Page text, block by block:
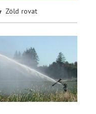
Zöld rovat